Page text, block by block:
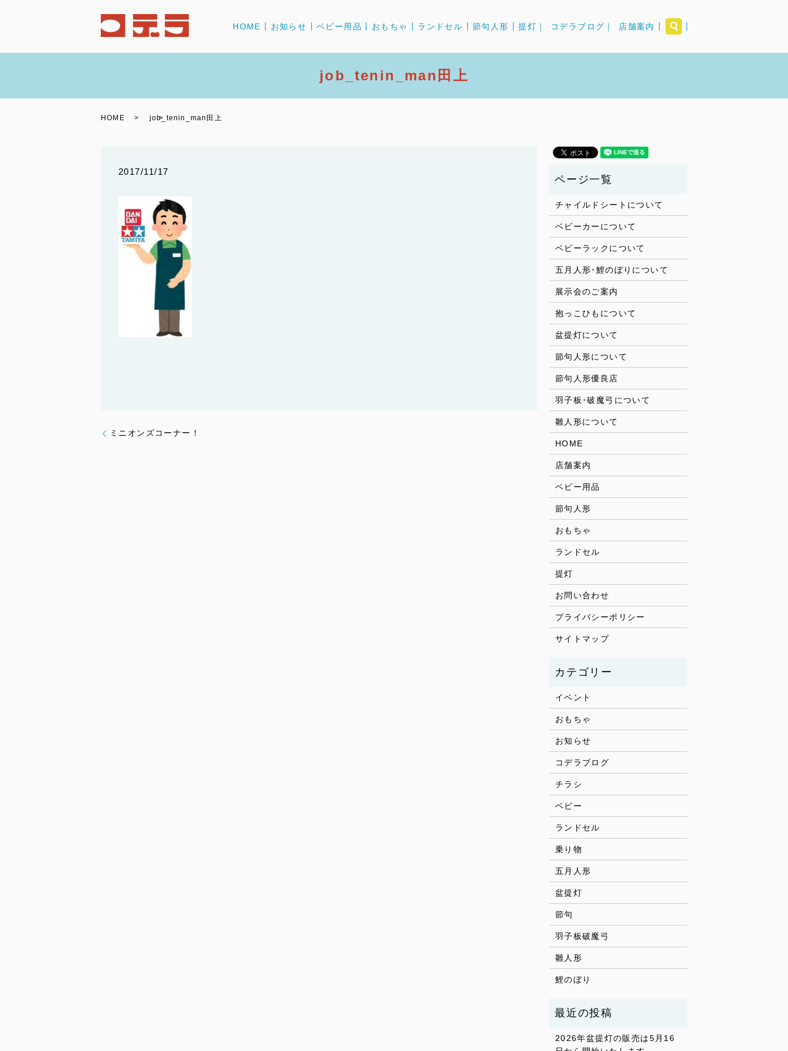
HOME お知らせ ベビー用品 おもちゃ ランドセル 節句人形 提灯｜ コデラブログ｜ 店舗案内
job_tenin_man田上
HOME job_tenin_man田上
2017/11/17
ミニオンズコーナー！
チャイルドシートについて
ベビーカーについて
ベビーラックについて
五月人形･鯉のぼりについて
展示会のご案内
抱っこひもについて
盆提灯について
節句人形について
節句人形優良店
羽子板･破魔弓について
雛人形について
HOME
店舗案内
ベビー用品
節句人形
おもちゃ
ランドセル
提灯
お問い合わせ
プライバシーポリシー
サイトマップ
イベント
おもちゃ
お知らせ
コデラブログ
チラシ
ベビー
ランドセル
乗り物
五月人形
盆提灯
節句
羽子板破魔弓
雛人形
鯉のぼり
2026年盆提灯の販売は5月16